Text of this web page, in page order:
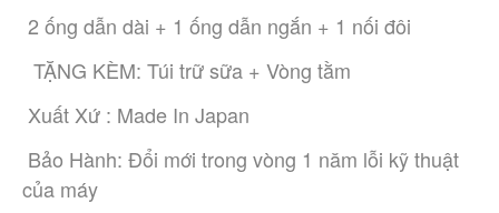
2 ống dẫn dài + 1 ống dẫn ngắn + 1 nối đôi
  TẶNG KÈM: Túi trữ sữa + Vòng tằm
Xuất Xứ : Made In Japan
của máy